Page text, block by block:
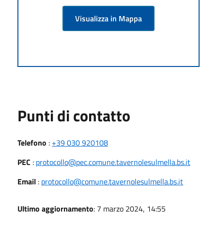
Visualizza in Mappa
Punti di contatto
Telefono : +39 030 920108
PEC : protocollo@pec.comune.tavernolesulmella.bs.it
Email : protocollo@comune.tavernolesulmella.bs.it
Ultimo aggiornamento: 7 marzo 2024, 14:55